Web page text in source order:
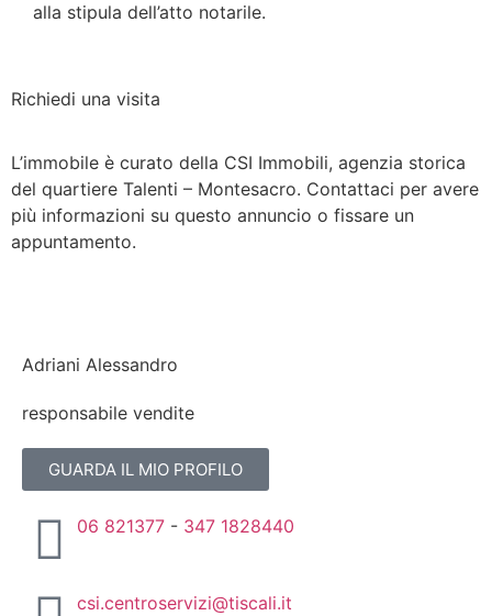
alla stipula dell’atto notarile.
Richiedi una visita
L’immobile è curato della CSI Immobili, agenzia storica
del quartiere Talenti – Montesacro. Contattaci per avere
più informazioni su questo annuncio o fissare un
appuntamento.
Adriani Alessandro
responsabile vendite
GUARDA IL MIO PROFILO
06 821377 - 347 1828440
csi.centroservizi@tiscali.it